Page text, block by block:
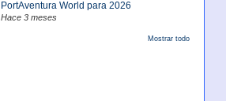
PortAventura World para 2026
Hace 3 meses
Mostrar todo